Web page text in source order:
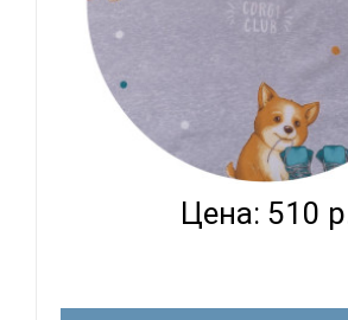
ВОМБАТИК CLASSIC
ПРОСТЫНЯ НА РЕ...
Цена: 510